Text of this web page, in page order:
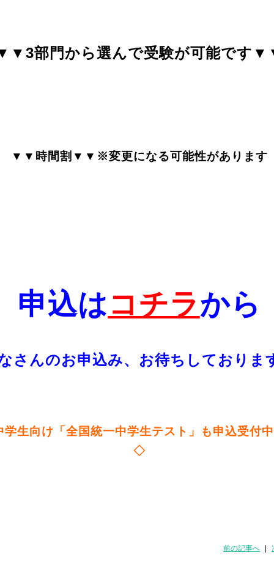
部門から選んで受験が可能です
▼▼時間割▼▼※変更になる可能性があります
申込はコチラから
さんのお申込み、お待ちしておりま
生向け「全国統一中学生テスト」も申込受付中
◇
前の記事へ